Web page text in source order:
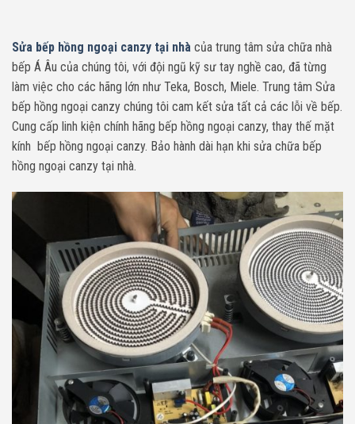
Sửa bếp hồng ngoại canzy tại nhà của trung tâm sửa chữa nhà
bếp Á Âu của chúng tôi, với đội ngũ kỹ sư tay nghề cao, đã từng
làm việc cho các hãng lớn như Teka, Bosch, Miele. Trung tâm Sửa
bếp hồng ngoại canzy chúng tôi cam kết sửa tất cả các lỗi về bếp.
Cung cấp linh kiện chính hãng bếp hồng ngoại canzy, thay thế mặt
kính bếp hồng ngoại canzy. Bảo hành dài hạn khi sửa chữa bếp
hồng ngoại canzy tại nhà.